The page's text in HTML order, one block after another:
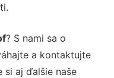
? S nami sa o
a kontaktujte
si aj ďalšie naše